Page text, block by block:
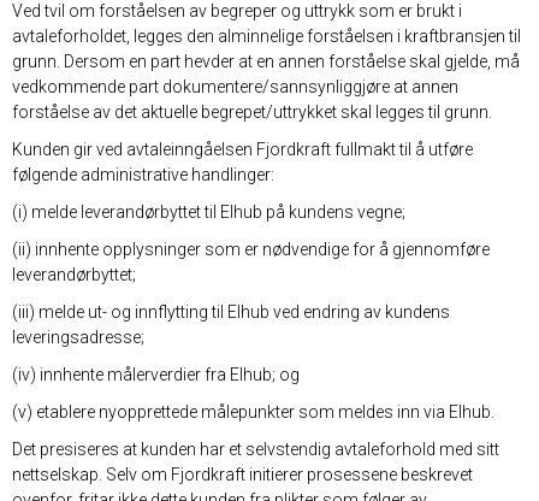
Ved tvil om forståelsen av begreper og uttrykk som er brukt i
avtaleforholdet, legges den alminnelige forståelsen i kraftbransjen til
grunn. Dersom en part hevder at en annen forståelse skal gjelde, må
vedkommende part dokumentere/sannsynliggjøre at annen
forståelse av det aktuelle begrepet/uttrykket skal legges til grunn.
Kunden gir ved avtaleinngåelsen Fjordkraft fullmakt til å utføre
følgende administrative handlinger:
(i) melde leverandørbyttet til Elhub på kundens vegne;
(ii) innhente opplysninger som er nødvendige for å gjennomføre
leverandørbyttet;
(iii) melde ut- og innflytting til Elhub ved endring av kundens
leveringsadresse;
(iv) innhente målerverdier fra Elhub; og
(v) etablere nyopprettede målepunkter som meldes inn via Elhub.
Det presiseres at kunden har et selvstendig avtaleforhold med sitt
nettselskap. Selv om Fjordkraft initierer prosessene beskrevet